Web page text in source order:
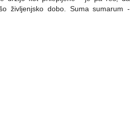
življenjsko dobo. Suma sumarum -